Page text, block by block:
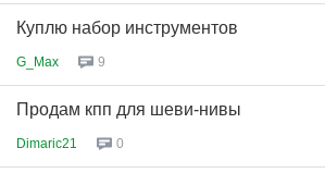
Куплю набор инструментов
G_Max 9
Продам кпп для шеви-нивы
Dimaric21 0